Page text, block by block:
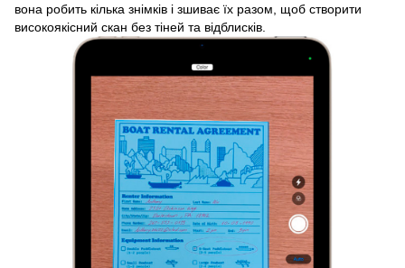
вона робить кілька знімків і зшиває їх разом, щоб створити
високоякісний скан без тіней та відблисків.